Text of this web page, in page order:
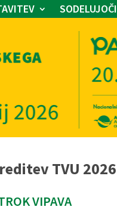
SODELUJOČI
TVU 2026
VIPAVA